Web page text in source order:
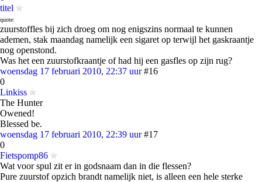
titel
quote:
zuurstoffles bij zich droeg om nog enigszins normaal te kunnen
ademen, stak maandag namelijk een sigaret op terwijl het gaskraantje
nog openstond.
Was het een zuurstofkraantje of had hij een gasfles op zijn rug?
woensdag 17 februari 2010, 22:37 uur #16
0
Linkiss
The Hunter
Owened!
Blessed be.
woensdag 17 februari 2010, 22:39 uur #17
0
Fietspomp86
Wat voor spul zit er in godsnaam dan in die flessen?
Pure zuurstof opzich brandt namelijk niet, is alleen een hele sterke